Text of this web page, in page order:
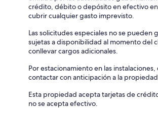
crédito, débito o depósito en efectivo
cubrir cualquier gasto imprevisto.
Las solicitudes especiales no se pueden
sujetas a disponibilidad al momento del
conllevar cargos adicionales.
Por estacionamiento en las instalaciones,
contactar con anticipación a la
Esta propiedad acepta tarjetas de
no se acepta efectivo.